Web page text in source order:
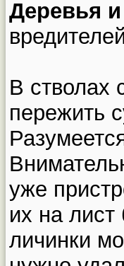
Деревья и
В стволах
пережить
уже
их на лист
личинки